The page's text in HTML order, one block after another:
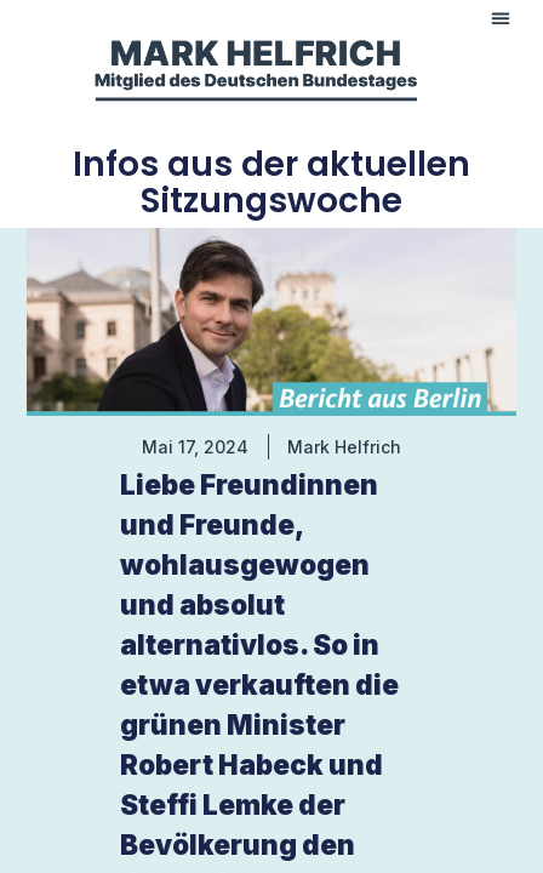
Infos aus der aktuellen
Sitzungswoche
Mai 17, 2024 Mark Helfrich
Liebe Freundinnen
und Freunde,
wohlausgewogen
und absolut
alternativlos. So in
etwa verkauften die
grünen Minister
Robert Habeck und
Steffi Lemke der
Bevölkerung den